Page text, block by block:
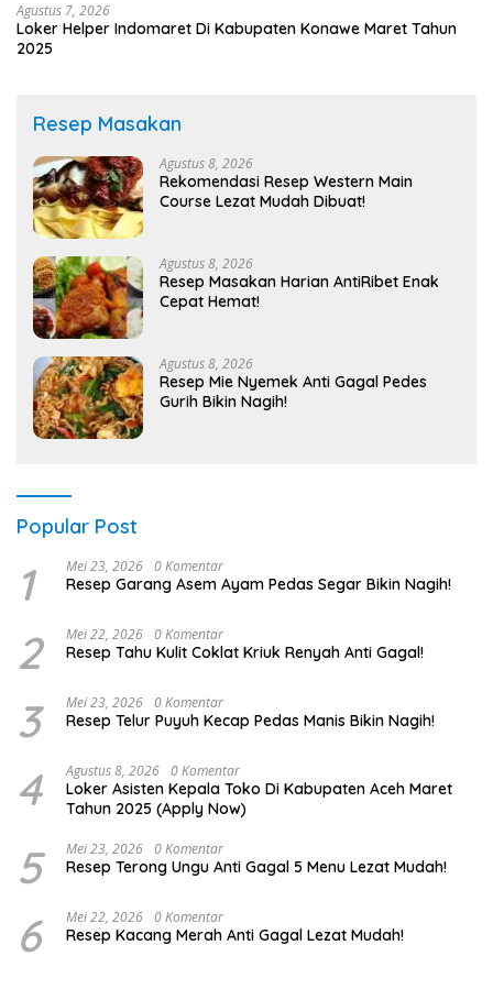
Agustus 7, 2026
Loker Helper Indomaret Di Kabupaten Konawe Maret Tahun
2025
Resep Masakan
Agustus 8, 2026
Rekomendasi Resep Western Main
Course Lezat Mudah Dibuat!
Agustus 8, 2026
Resep Masakan Harian AntiRibet Enak
Cepat Hemat!
Agustus 8, 2026
Resep Mie Nyemek Anti Gagal Pedes
Gurih Bikin Nagih!
Popular Post
1 Mei 23, 2026 0 Komentar
Resep Garang Asem Ayam Pedas Segar Bikin Nagih!
2 Mei 22, 2026 0 Komentar
Resep Tahu Kulit Coklat Kriuk Renyah Anti Gagal!
3 Mei 23, 2026 0 Komentar
Resep Telur Puyuh Kecap Pedas Manis Bikin Nagih!
4 Agustus 8, 2026 0 Komentar
Loker Asisten Kepala Toko Di Kabupaten Aceh Maret
Tahun 2025 (Apply Now)
5 Mei 23, 2026 0 Komentar
Resep Terong Ungu Anti Gagal 5 Menu Lezat Mudah!
6 Mei 22, 2026 0 Komentar
Resep Kacang Merah Anti Gagal Lezat Mudah!